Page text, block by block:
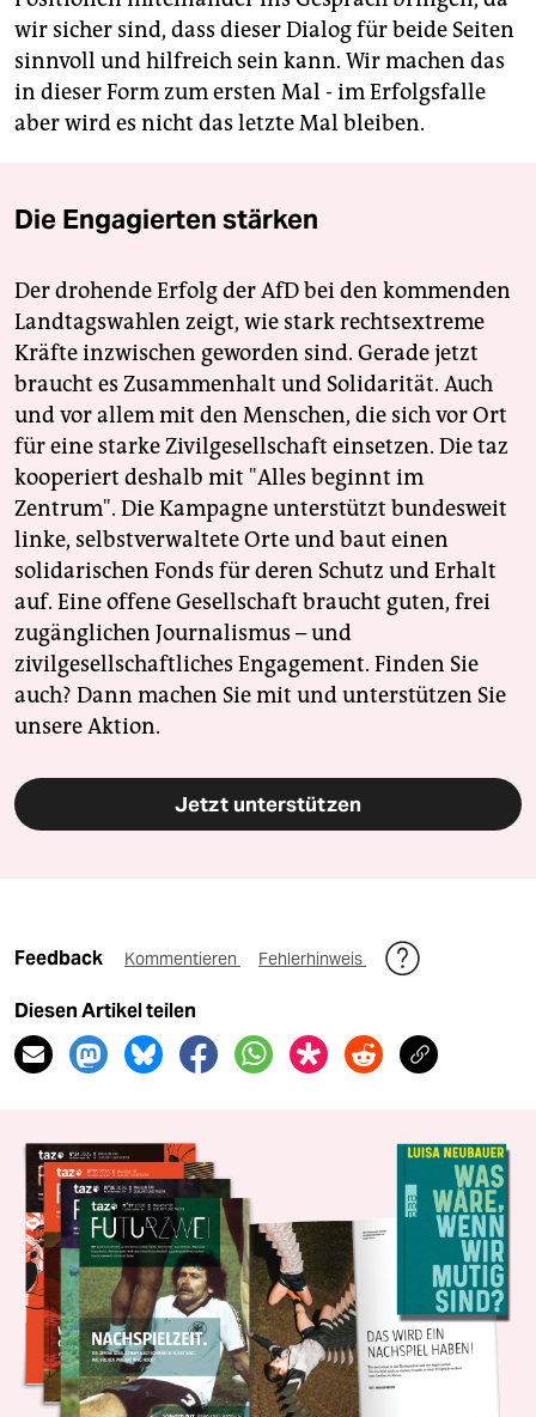
wir sicher sind, dass dieser Dialog für beide Seiten
sinnvoll und hilfreich sein kann. Wir machen das
in dieser Form zum ersten Mal - im Erfolgsfalle
aber wird es nicht das letzte Mal bleiben.
Die Engagierten stärken
Der drohende Erfolg der AfD bei den kommenden
Landtagswahlen zeigt, wie stark rechtsextreme
Kräfte inzwischen geworden sind. Gerade jetzt
braucht es Zusammenhalt und Solidarität. Auch
und vor allem mit den Menschen, die sich vor Ort
für eine starke Zivilgesellschaft einsetzen. Die taz
kooperiert deshalb mit "Alles beginnt im
Zentrum". Die Kampagne unterstützt bundesweit
linke, selbstverwaltete Orte und baut einen
solidarischen Fonds für deren Schutz und Erhalt
auf. Eine offene Gesellschaft braucht guten, frei
zugänglichen Journalismus – und
zivilgesellschaftliches Engagement. Finden Sie
auch? Dann machen Sie mit und unterstützen Sie
unsere Aktion.
Jetzt unterstützen
Feedback Kommentieren Fehlerhinweis
Diesen Artikel teilen